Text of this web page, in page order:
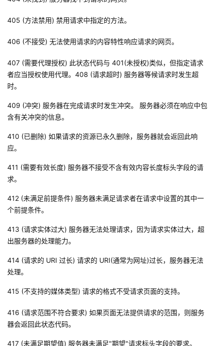
405 (方法禁用) 禁用请求中指定的方法。
406 (不接受) 无法使用请求的内容特性响应请求的网页。
407 (需要代理授权) 此状态代码与 401(未授权)类似，但指定请求
者应当授权使用代理。408 (请求超时) 服务器等候请求时发生超
时。
409 (冲突) 服务器在完成请求时发生冲突。 服务器必须在响应中包
含有关冲突的信息。
410 (已删除) 如果请求的资源已永久删除，服务器就会返回此响
应。
411 (需要有效长度) 服务器不接受不含有效内容长度标头字段的请
求。
412 (未满足前提条件) 服务器未满足请求者在请求中设置的其中一
个前提条件。
413 (请求实体过大) 服务器无法处理请求，因为请求实体过大，超
出服务器的处理能力。
414 (请求的 URI 过长) 请求的 URI(通常为网址)过长，服务器无法
处理。
415 (不支持的媒体类型) 请求的格式不受请求页面的支持。
416 (请求范围不符合要求) 如果页面无法提供请求的范围，则服务
器会返回此状态代码。
417 (未满足期望值) 服务器未满足"期望"请求标头字段的要求。